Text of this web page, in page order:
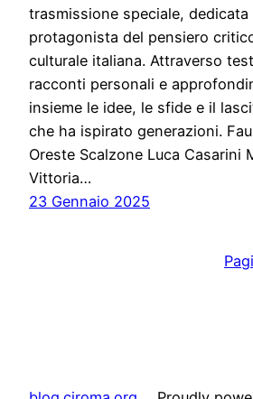
trasmissione speciale, dedicata
protagonista del pensiero
culturale italiana. Attraverso
racconti personali e
insieme le idee, le sfide e il
che ha ispirato generazioni.
Oreste Scalzone Luca Casarini
Vittoria…
23 Gennaio 2025